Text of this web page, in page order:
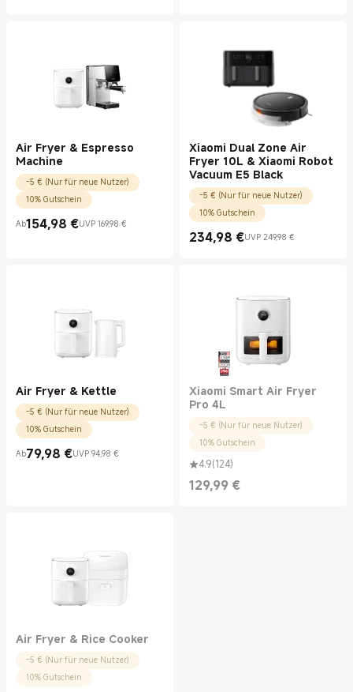
Air Fryer & Espresso
Machine
-5 € (Nur für neue Nutzer)
10% Gutschein
Ab154,98 €
Current Price €154.98UVP 169,98 €
UVP 169,98 €
Xiaomi Dual Zone Air
Fryer 10L & Xiaomi Robot
Vacuum E5 Black
-5 € (Nur für neue Nutzer)
10% Gutschein
234,98 €
Current Price €234.98
UVP 249,98 €
UVP 249,98 €
Air Fryer & Kettle
-5 € (Nur für neue Nutzer)
10% Gutschein
Ab79,98 €
Current Price €79.98UVP 94,98 €
UVP 94,98 €
Xiaomi Smart Air Fryer
Pro 4L
-5 € (Nur für neue Nutzer)
10% Gutschein
4.9(124)
129,99 €
Current Price €129.99
Air Fryer & Rice Cooker
-5 € (Nur für neue Nutzer)
10% Gutschein